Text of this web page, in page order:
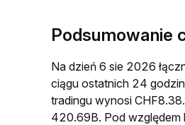
Podsumowanie
Na dzień 6 sie 2026
ciągu ostatnich 24
tradingu wynosi
420.69B. Pod względem